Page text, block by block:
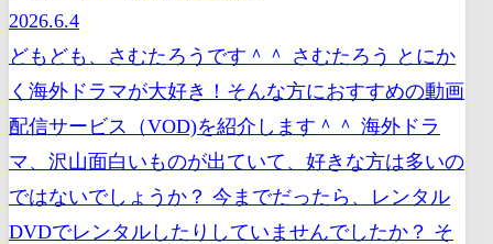
2026.6.4
どもども、さむたろうです＾＾ さむたろう とにか
く海外ドラマが大好き！そんな方におすすめの動画
配信サービス（VOD)を紹介します＾＾ 海外ドラ
マ、沢山面白いものが出ていて、好きな方は多いの
ではないでしょうか？ 今までだったら、レンタル
DVDでレンタルしたりしていませんでしたか？ そ